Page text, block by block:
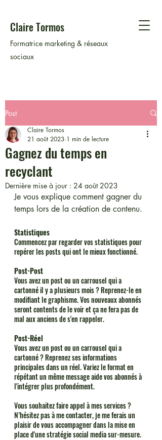
Claire Tormos
Formatrice marketing & réseaux
sociaux
Post
Gagnez du temps en
recyclant
Claire Tormos
21 août 2023 1 min de lecture
Dernière mise à jour : 24 août 2023
Je vous explique comment gagner du
temps lors de la création de contenu.
Statistiques
Commencez par regarder vos statistiques pour
repérer les posts qui ont le mieux fonctionné.
Post-Post
Vous avez un post ou un carrousel qui a
cartonné il y a plusieurs mois ? Reprenez-le en
modifiant le graphisme. Vos nouveaux abonnés
seront contents de le voir et ça ne fera pas de
mal aux anciens de s'en rappeler.
Post-Réel
Vous avez un post ou un carrousel qui a
cartonné ? Reprenez ses informations
principales dans un réel. Variez le format en
répétant un même message aide vos abonnés à
l'intégrer plus profondément.
Vous souhaitez faire appel à mes services ?
N’hésitez pas à me contacter, je me ferais un
plaisir de vous accompagner dans la mise en
place d'une stratégie social media sur-mesure.